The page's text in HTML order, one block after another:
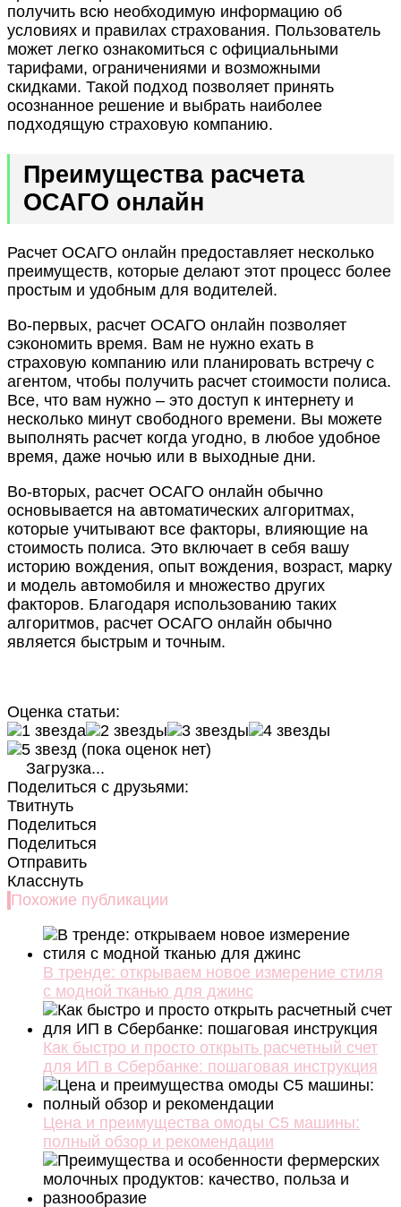
получить всю необходимую информацию об
условиях и правилах страхования. Пользователь
может легко ознакомиться с официальными
тарифами, ограничениями и возможными
скидками. Такой подход позволяет принять
осознанное решение и выбрать наиболее
подходящую страховую компанию.
Преимущества расчета
ОСАГО онлайн
Расчет ОСАГО онлайн предоставляет несколько
преимуществ, которые делают этот процесс более
простым и удобным для водителей.
Во-первых, расчет ОСАГО онлайн позволяет
сэкономить время. Вам не нужно ехать в
страховую компанию или планировать встречу с
агентом, чтобы получить расчет стоимости полиса.
Все, что вам нужно – это доступ к интернету и
несколько минут свободного времени. Вы можете
выполнять расчет когда угодно, в любое удобное
время, даже ночью или в выходные дни.
Во-вторых, расчет ОСАГО онлайн обычно
основывается на автоматических алгоритмах,
которые учитывают все факторы, влияющие на
стоимость полиса. Это включает в себя вашу
историю вождения, опыт вождения, возраст, марку
и модель автомобиля и множество других
факторов. Благодаря использованию таких
алгоритмов, расчет ОСАГО онлайн обычно
является быстрым и точным.
Оценка статьи:
(пока оценок нет)
Загрузка...
Поделиться с друзьями:
Твитнуть
Поделиться
Поделиться
Отправить
Класснуть
Похожие публикации
В тренде: открываем новое измерение стиля
с модной тканью для джинс
Как быстро и просто открыть расчетный счет
для ИП в Сбербанке: пошаговая инструкция
Цена и преимущества омоды C5 машины:
полный обзор и рекомендации